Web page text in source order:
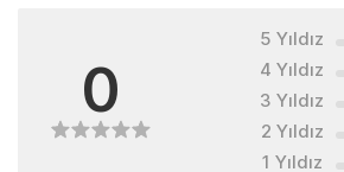
0
5 Yıldız
4 Yıldız
3 Yıldız
2 Yıldız
1 Yıldız